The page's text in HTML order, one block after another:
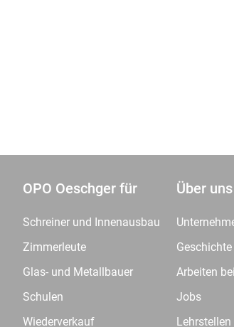
OPO Oeschger für
Schreiner und Innenausbau
Zimmerleute
Glas- und Metallbauer
Schulen
Wiederverkauf
Über uns
Geschichte
Arbeiten
Jobs
Lehrstellen